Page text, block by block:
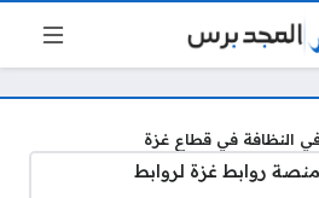
النظافة في قطاع غزة
روابط غزة لروابط